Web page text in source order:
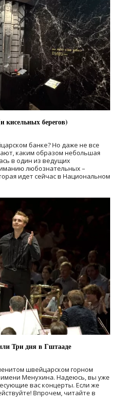
кисельных берегов)
банке? Но даже не все
каким образом небольшая
в один из ведущих
любознательных –
идет сейчас в Национальном
Три дня в Гштааде
швейцарском горном
Менухина. Надеюсь, вы уже
вас концерты. Если же
Впрочем, читайте в